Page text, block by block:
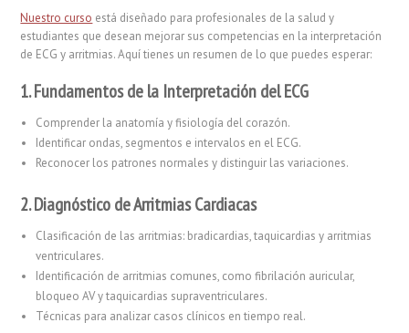
Nuestro curso está diseñado para profesionales de la salud y
estudiantes que desean mejorar sus competencias en la interpretación
de ECG y arritmias. Aquí tienes un resumen de lo que puedes esperar:
1. Fundamentos de la Interpretación del ECG
Comprender la anatomía y fisiología del corazón.
Identificar ondas, segmentos e intervalos en el ECG.
Reconocer los patrones normales y distinguir las variaciones.
2. Diagnóstico de Arritmias Cardiacas
Clasificación de las arritmias: bradicardias, taquicardias y arritmias
ventriculares.
Identificación de arritmias comunes, como fibrilación auricular,
bloqueo AV y taquicardias supraventriculares.
Técnicas para analizar casos clínicos en tiempo real.